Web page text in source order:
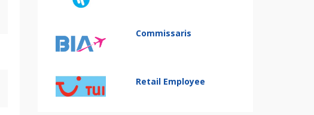
Commissaris
Retail Employee